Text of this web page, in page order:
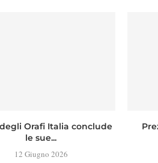
Orafi Italia conclude
le sue...
12 Giugno 2026